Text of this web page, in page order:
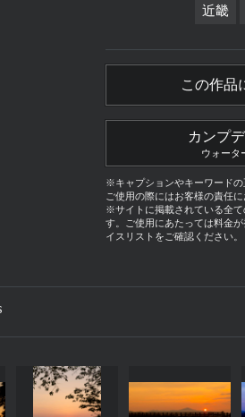
近畿
この作品
カンプ
ウォータ
※キャプションやキーワードの
ご使用の際にはお客様の責任
※サイトに掲載されている全
す。ご使用にあたっては料金
イスリストをご確認ください。